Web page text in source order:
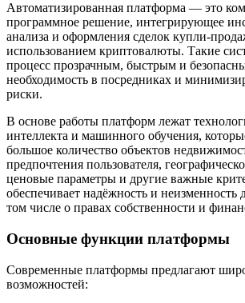
Автоматизированная платформа — это
программное решение, интегрирующее
анализа и оформления сделок купли-
использованием криптовалюты. Такие
процесс прозрачным, быстрым и
необходимость в посредниках и
риски.
В основе работы платформ лежат
интеллекта и машинного обучения,
большое количество объектов
предпочтения пользователя,
ценовые параметры и другие важные
обеспечивает надёжность и неизменность
том числе о правах собственности и
Основные функции платформы
Современные платформы предлагают
возможностей: